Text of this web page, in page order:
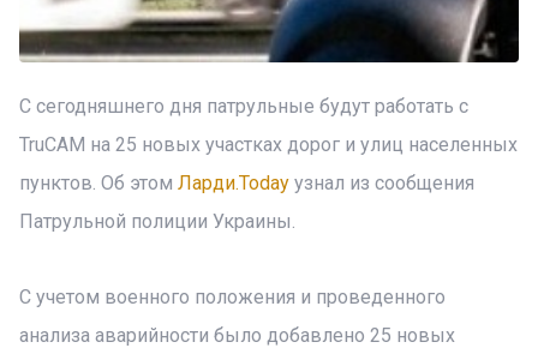
С сегодняшнего дня патрульные будут работать с
TruCAM на 25 новых участках дорог и улиц населенных
пунктов. Об этом Ларди.Today узнал из сообщения
Патрульной полиции Украины.
С учетом военного положения и проведенного
анализа аварийности было добавлено 25 новых